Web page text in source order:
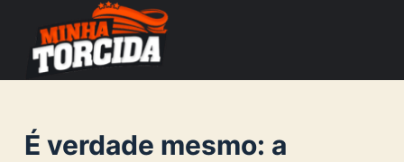
É verdade mesmo: a